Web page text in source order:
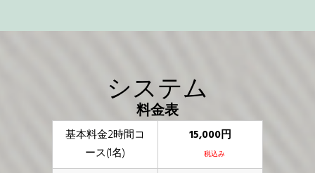
システム
料金表
基本料金2時間コ
ース(1名)
15,000円
税込み